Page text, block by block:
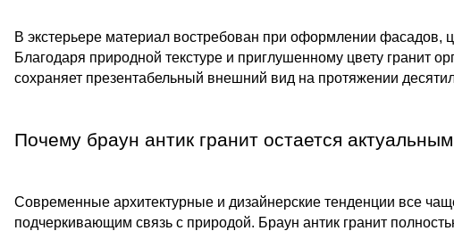
В экстерьере материал востребован при оформлении фасадов,
Благодаря природной текстуре и приглушенному цвету гранит
сохраняет презентабельный внешний вид на протяжении
Почему браун антик гранит остается актуальным
Современные архитектурные и дизайнерские тенденции все
подчеркивающим связь с природой. Браун антик гранит